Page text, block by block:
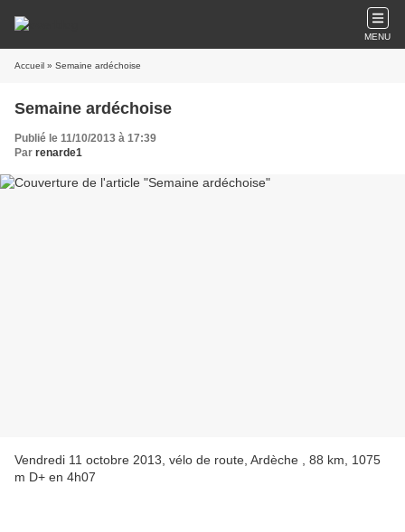
MENU
Accueil » Semaine ardéchoise
Semaine ardéchoise
Publié le 11/10/2013 à 17:39
Par renarde1
Vendredi 11 octobre 2013, vélo de route, Ardèche , 88 km, 1075
m D+ en 4h07